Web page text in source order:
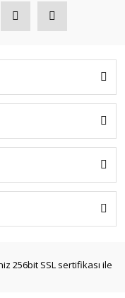
256bit SSL sertifikası ile